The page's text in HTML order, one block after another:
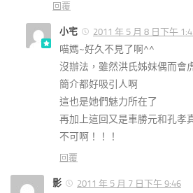
回覆
小宅 2011 年 5 月 8 日下午
喵媽~好久不見了啊^^
沒辦法，雖然洪氏姊妹偶而會
簡介都好吸引人啊
這也是她們魅力所在了
再加上這回又是車勝元和孔孝
不可啊！！！
回覆
影 2011 年 5 月 7 日下午 9:46